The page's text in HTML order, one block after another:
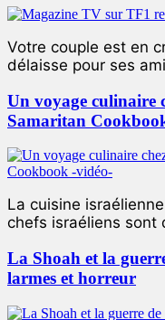
Votre couple est en
délaisse pour ses
Un voyage culinaire
Samaritan
La cuisine
chefs israéliens sont
La Shoah et la
larmes et horreur